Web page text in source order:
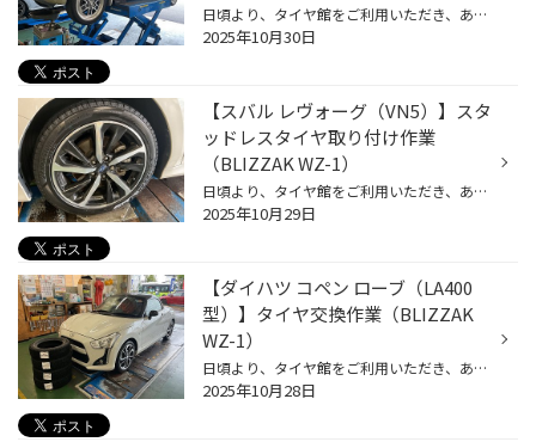
日頃より、タイヤ館をご利用いただき、ありがとうございます。 さて、当店と同じチェーン店の近隣タイヤ館店舗で作業いたしましたエンジンオイル交換作業を ご紹介します。 （WEB掲載をご快諾いただきましたお客様！大変感謝しております。 いつもご愛顧いただき誠にありがとうございます！！） お...
2025年10月30日
【スバル レヴォーグ（VN5）】スタ
ッドレスタイヤ取り付け作業
（BLIZZAK WZ-1）
日頃より、タイヤ館をご利用いただき、ありがとうございます。 さて、当店と同じチェーン店の近隣タイヤ館店舗で作業いたしましたタイヤ交換作業をご紹介します。 （WEB掲載をご快諾いただきましたお客様！大変感謝しております。 いつもご愛顧いただき誠にありがとうございます！！） おクルマ：ス...
2025年10月29日
【ダイハツ コペン ローブ（LA400
型）】タイヤ交換作業（BLIZZAK
WZ-1）
日頃より、タイヤ館をご利用いただき、ありがとうございます。 さて、当店と同じチェーン店の近隣タイヤ館店舗で作業いたしましたタイヤ交換作業をご紹介します。 （WEB掲載をご快諾いただきましたお客様！大変感謝しております。 いつもご愛顧いただき誠にありがとうございます！！） おクルマ：ダ...
2025年10月28日